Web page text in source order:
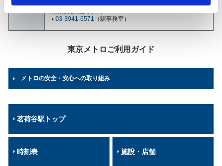
所在地
丸ノ内線
東京都文京区小日向4-6-15
03-3941-6571 （駅事務室）
東京メトロご利用ガイド
メトロの安全・安心への取り組み
茗荷谷駅トップ
時刻表 施設・店舗